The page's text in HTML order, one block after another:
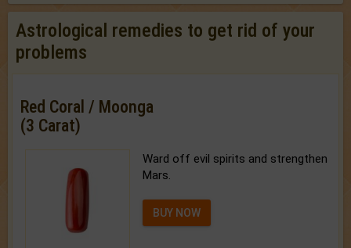
Astrological remedies to get rid of your
problems
Red Coral / Moonga
(3 Carat)
Ward off evil spirits and strengthen
Mars.
BUY NOW